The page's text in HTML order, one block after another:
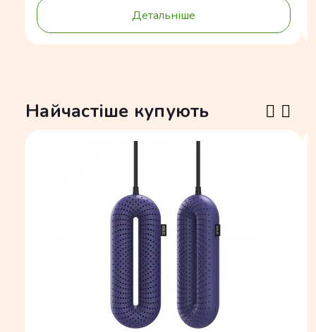
Детальніше
Найчастіше купують